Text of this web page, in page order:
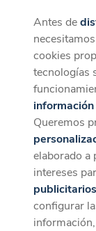
La
para
Antes de
cookies
tecnologías
Queremos
elaborado a
intereses
publicitarios
configurar